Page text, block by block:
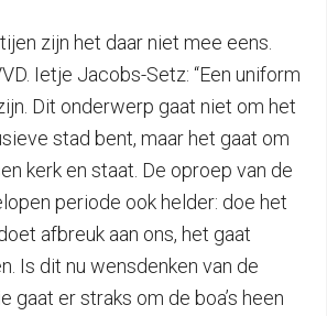
zijn het daar niet mee eens.
Ietje Jacobs-Setz: “Een uniform
Dit onderwerp gaat niet om het
stad bent, maar het gaat om
kerk en staat. De oproep van de
periode ook helder: doe het
afbreuk aan ons, het gaat
Is dit nu wensdenken van de
gaat er straks om de boa’s heen